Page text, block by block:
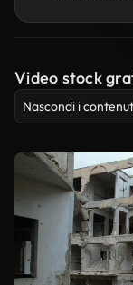
Video stock
Nascondi i